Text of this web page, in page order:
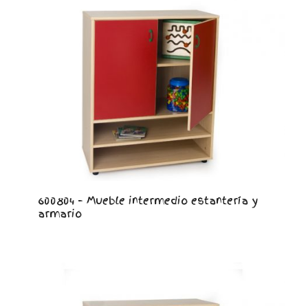
600804 – Mueble intermedio estantería y
armario